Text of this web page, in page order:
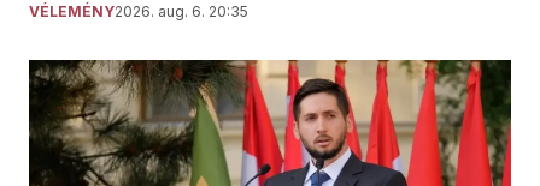
VÉLEMÉNY2026. aug. 6. 20:35